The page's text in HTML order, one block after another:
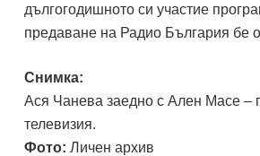
дългогодишното си участие
предаване на Радио България бе
Снимка:
Ася Чанева заедно с Ален Масе –
телевизия.
Фото: Личен архив